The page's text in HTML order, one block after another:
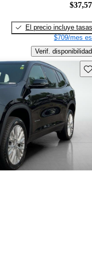
El precio incluye tasas
$709/mes
Verif. disponibilidad